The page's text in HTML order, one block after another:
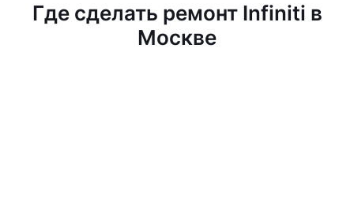
Где сделать ремонт Infiniti в
Москве